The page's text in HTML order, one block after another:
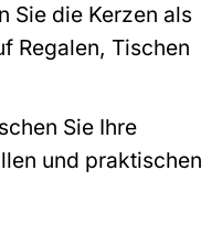
Sie die Kerzen als
Regalen, Tischen
Sie Ihre
und praktischen